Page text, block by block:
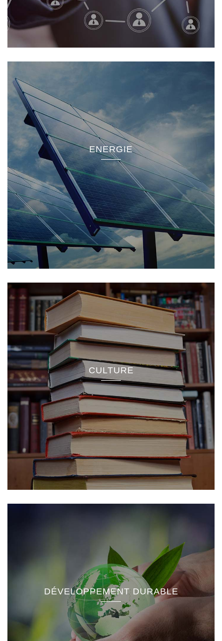
ENERGIE
CULTURE
DÉVELOPPEMENT DURABLE